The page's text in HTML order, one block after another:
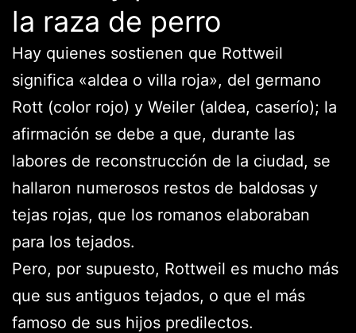
la raza de perro
Hay quienes sostienen que Rottweil
significa «aldea o villa roja», del germano
Rott (color rojo) y Weiler (aldea, caserío); la
afirmación se debe a que, durante las
labores de reconstrucción de la ciudad, se
hallaron numerosos restos de baldosas y
tejas rojas, que los romanos elaboraban
para los tejados.
Pero, por supuesto, Rottweil es mucho más
que sus antiguos tejados, o que el más
famoso de sus hijos predilectos.